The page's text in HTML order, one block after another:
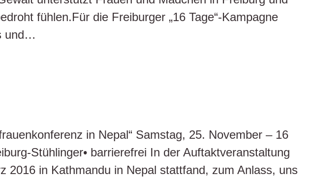
fühlen.Für die Freiburger „16 Tage“-Kampagne
und…
in Nepal“ Samstag, 25. November – 16
Stühlinger• barrierefrei In der Auftaktveranstaltung
2016 in Kathmandu in Nepal stattfand, zum Anlass, uns